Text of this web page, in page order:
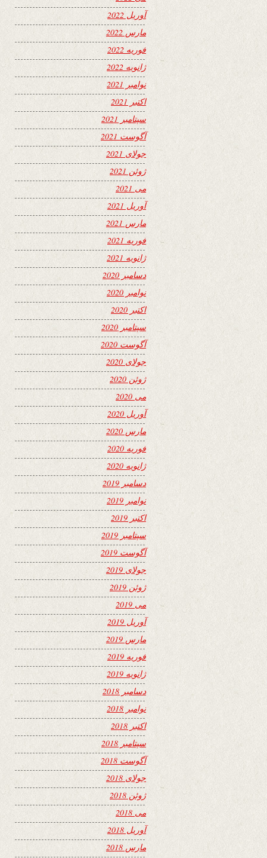
آوریل 2022
مارس 2022
فوریه 2022
ژانویه 2022
نوامبر 2021
اکتبر 2021
سپتامبر 2021
آگوست 2021
جولای 2021
ژوئن 2021
می 2021
آوریل 2021
مارس 2021
فوریه 2021
ژانویه 2021
دسامبر 2020
نوامبر 2020
اکتبر 2020
سپتامبر 2020
آگوست 2020
جولای 2020
ژوئن 2020
می 2020
آوریل 2020
مارس 2020
فوریه 2020
ژانویه 2020
دسامبر 2019
نوامبر 2019
اکتبر 2019
سپتامبر 2019
آگوست 2019
جولای 2019
ژوئن 2019
می 2019
آوریل 2019
مارس 2019
فوریه 2019
ژانویه 2019
دسامبر 2018
نوامبر 2018
اکتبر 2018
سپتامبر 2018
آگوست 2018
جولای 2018
ژوئن 2018
می 2018
آوریل 2018
مارس 2018